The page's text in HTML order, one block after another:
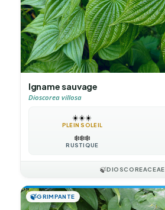
Igname sauvage
Dioscorea villosa
☀️☀️☀️
PLEIN SOLEIL
❄️❄️❄️
RUSTIQUE
🍃DIOSCOREACEAE
🍃GRIMPANTE